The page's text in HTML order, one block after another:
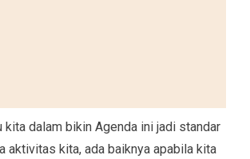
kita dalam bikin Agenda ini jadi standar
aktivitas kita, ada baiknya apabila kita